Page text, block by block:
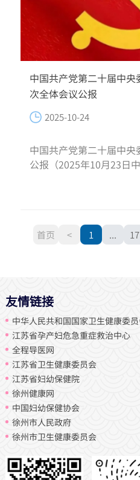
中国共产党第二十届中央
次全体会议公报
2025-10-24
中国共产党第二十届中
公报（2025年10月23日
首页 < 1 ... 17
友情链接
中华人民共和国国家卫生健康委
江苏省孕产妇危急重症救治中心
全程导医网
江苏省卫生健康委员会
江苏省妇幼保健院
徐州健康网
中国妇幼保健协会
徐州市人民政府
徐州市卫生健康委员会